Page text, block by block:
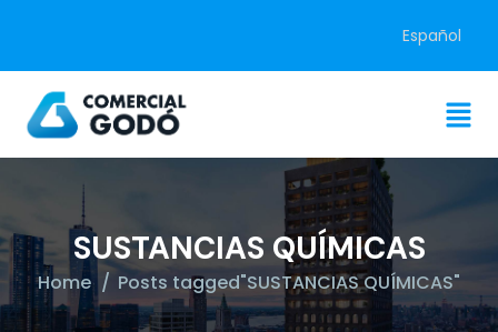
Español
SUSTANCIAS QUÍMICAS
Home Posts tagged"SUSTANCIAS QUÍMICAS"